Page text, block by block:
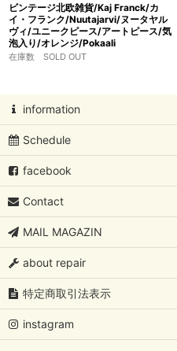
ビンテージ北欧雑貨/Kaj Franck/カ
イ・フランク/Nuutajarvi/ヌータヤル
ヴィ/ユニークピース/アートピース/気
泡入り/オレンジ/Pokaali
在庫数 SOLD OUT
information
Schedule
facebook
Contact
MAIL MAGAZIN
about repair
特定商取引法表示
instagram